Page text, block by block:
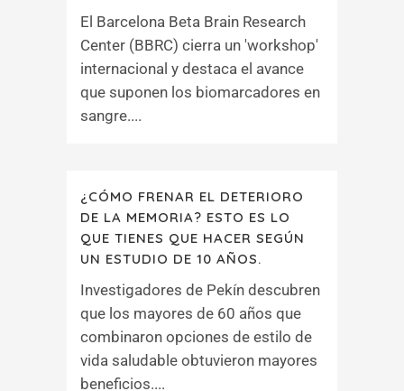
El Barcelona Beta Brain Research
Center (BBRC) cierra un 'workshop'
internacional y destaca el avance
que suponen los biomarcadores en
sangre....
¿CÓMO FRENAR EL DETERIORO
DE LA MEMORIA? ESTO ES LO
QUE TIENES QUE HACER SEGÚN
UN ESTUDIO DE 10 AÑOS.
Investigadores de Pekín descubren
que los mayores de 60 años que
combinaron opciones de estilo de
vida saludable obtuvieron mayores
beneficios....